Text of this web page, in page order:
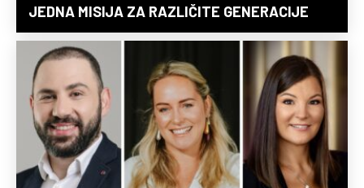
JEDNA MISIJA ZA RAZLIČITE GENERACIJE